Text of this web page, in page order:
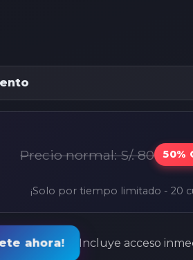
Precio normal: S/. 80 50%
¡Solo por tiempo limitado - 20
ahora! Incluye acceso